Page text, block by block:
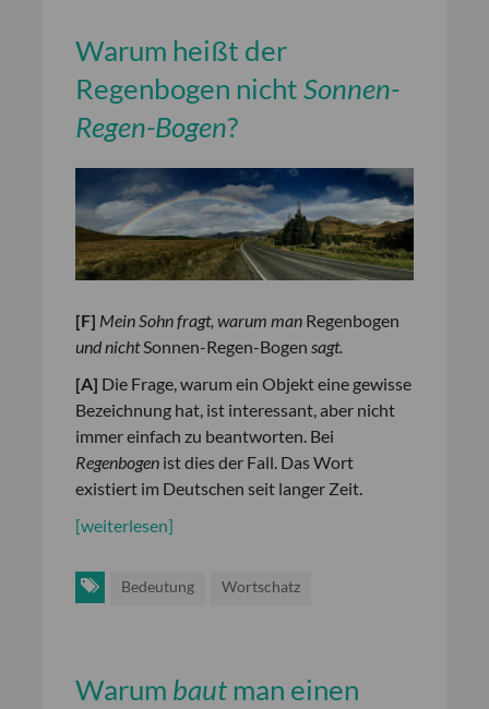
Warum heißt der
Regenbogen nichtSonnen-
Regen-Bogen?
[F] Mein Sohn fragt, warum man Regenbogen
und nichtSonnen-Regen-Bogen sagt.
[A] Die Frage, warum ein Objekt eine gewisse
Bezeichnung hat, ist interessant, aber nicht
immer einfach zu beantworten. Bei
Regenbogen ist dies der Fall. Das Wort
existiert im Deutschen seit langer Zeit.
[weiterlesen]
Bedeutung Wortschatz
Warum baut man einen